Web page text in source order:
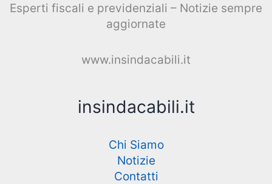
Esperti fiscali e previdenziali – Notizie sempre
aggiornate
www.insindacabili.it
insindacabili.it
Chi Siamo
Notizie
Contatti